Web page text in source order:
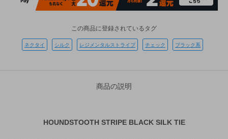
この商品に登録されているタグ
ネクタイ シルク レジメンタルストライプ チェック ブラック系
商品の説明
HOUNDSTOOTH STRIPE BLACK SILK TIE